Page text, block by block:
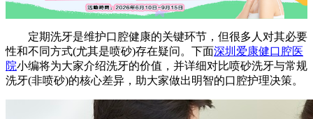
定期洗牙是维护口腔健康的关键环节，但很多人对其必要
性和不同方式(尤其是喷砂)存在疑问。下面深圳爱康健口腔医
院小编将为大家介绍洗牙的价值，并详细对比喷砂洗牙与常规
洗牙(非喷砂)的核心差异，助大家做出明智的口腔护理决策。